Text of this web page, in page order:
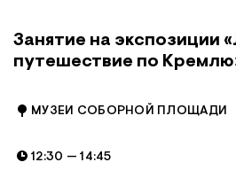
Занятие на экспозиции
путешествие по
МУЗЕИ СОБОРНОЙ ПЛОЩАДИ
12:30 —14:45